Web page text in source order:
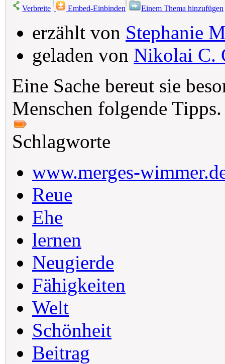
Verbreite Embed-Einbinden Einem Thema hinzufügen
erzählt von Stephanie
geladen von Nikolai C.
Eine Sache bereut sie
Menschen folgende Tipps.
Schlagworte
www.merges-
Reue
Ehe
lernen
Neugierde
Fähigkeiten
Welt
Schönheit
Beitrag